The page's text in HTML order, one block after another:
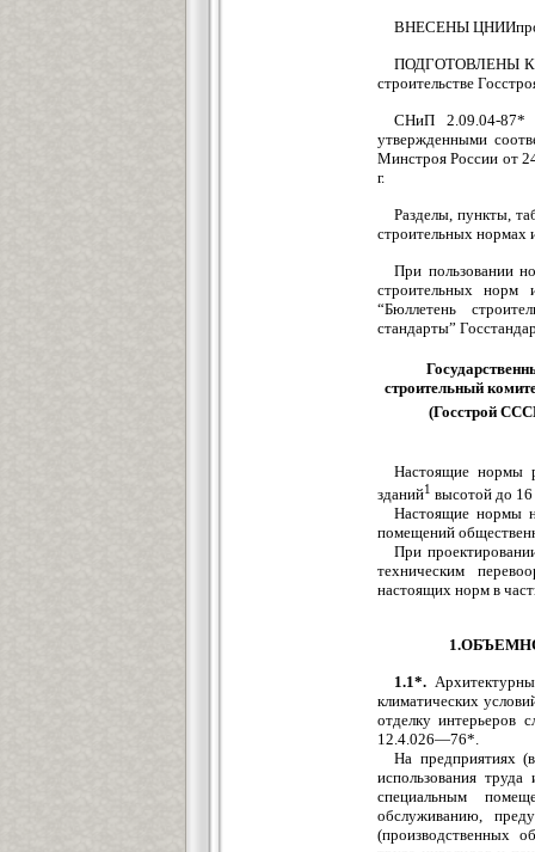
ВНЕСЕНЫ
ПОДГОТОВЛЕНЫ К
строительстве
СНиП 2.09.04-87*
утвержденными
Минстроя России от
г.
Разделы, пункты,
строительных нормах
При пользовании
строительных норм
“Бюллетень
стандарты”
строительный
(Госстрой
Настоящие нормы
зданий1 высотой до
Настоящие нормы
помещений
При
техническим
настоящих норм в
1.1*.
климатических
отделку интерьеров
12.4.026—76*.
На предприятиях
использования
специальным
обслуживанию,
(производственных